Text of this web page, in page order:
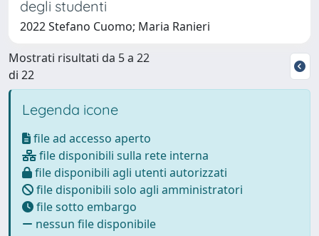
degli studenti
2022 Stefano Cuomo; Maria Ranieri
Mostrati risultati da 5 a 22
di 22
Legenda icone
file ad accesso aperto
file disponibili sulla rete interna
file disponibili agli utenti autorizzati
file disponibili solo agli amministratori
file sotto embargo
nessun file disponibile